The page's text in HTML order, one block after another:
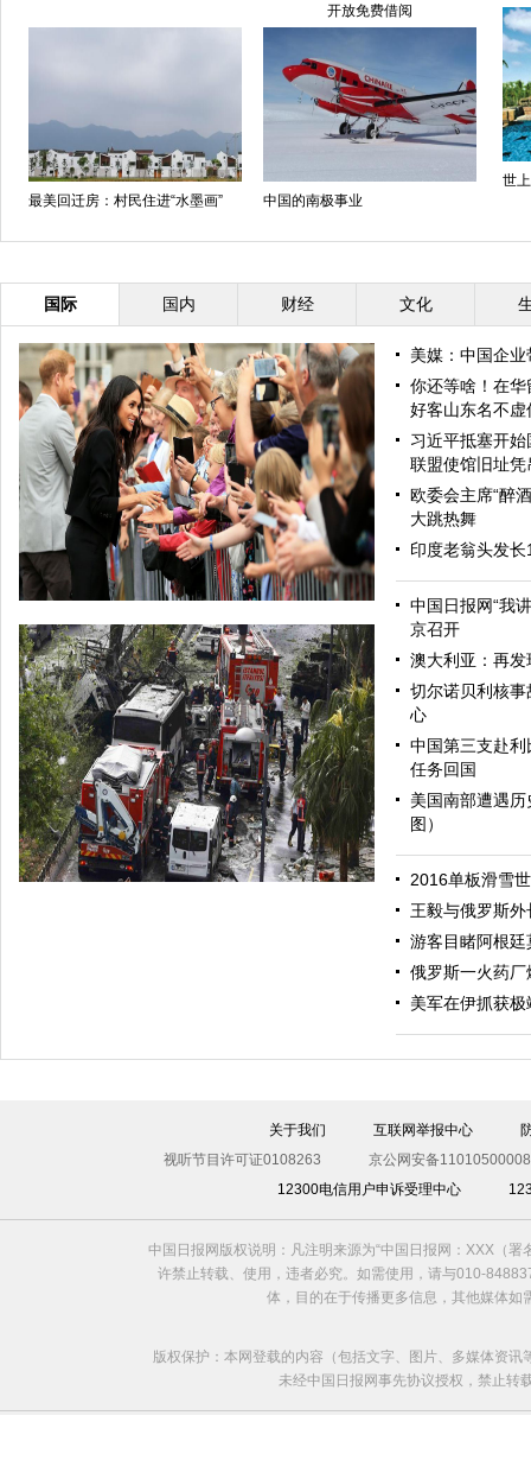
开放免费借阅
最美回迁房：村民住进“水墨画” 中国的南极事业
世
国际 国内 财经 文化
哈里与梅根亮相都柏林街头接受民众欢迎
美媒：中国企
你还等啥！在
好客山东名不虚
习近平抵塞开
联盟使馆旧址凭
欧委会主席“醉
大跳热舞
印度老翁头发
中国日报网“我
京召开
澳大利亚：再
切尔诺贝利核
心
中国第三支赴
任务回国
美国南部遭遇
图）
2016单板滑雪
王毅与俄罗斯
游客目睹阿根
俄罗斯一火药
美军在伊抓获极
关于我们 互联网举报中心
视听节目许可证0108263
京公网安备
12300电信用户申诉受理中心
中国日报网版权说明：凡注明来源为“中国日报网：XXX（
许禁止转载、使用，违者必究。如需使用，请与010-
体，目的在于传播更多信息，其他媒体
版权保护：本网登载的内容（包括文字、图片、多媒体资
未经中国日报网事先协议授权，禁止转